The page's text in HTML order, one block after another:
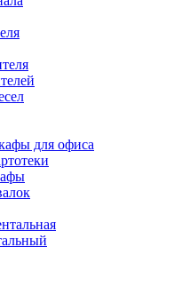
для офиса